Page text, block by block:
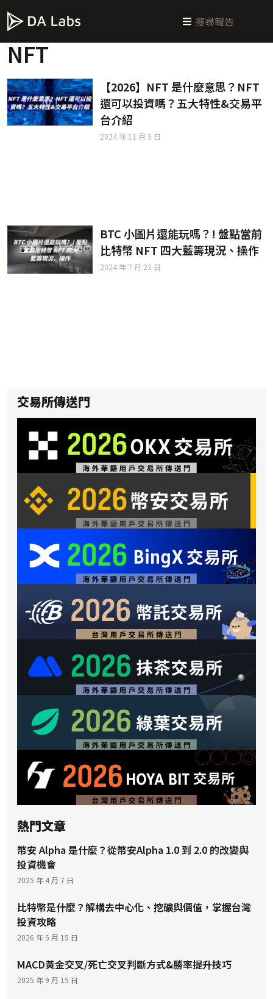
NFT
【2026】NFT 是什麼意思？NFT
還可以投資嗎？五大特性&交易平
台介紹
2024 年 11 月 5 日
BTC 小圖片還能玩嗎？! 盤點當前
比特幣 NFT 四大藍籌現況、操作
2024 年 7 月 23 日
交易所傳送門
熱門文章
幣安 Alpha 是什麼？從幣安Alpha 1.0 到 2.0 的改變與
投資機會
2025 年 4 月 7 日
比特幣是什麼？解構去中心化、挖礦與價值，掌握台灣
投資攻略
2026 年 5 月 15 日
MACD黃金交叉/死亡交叉判斷方式&勝率提升技巧
2025 年 9 月 15 日